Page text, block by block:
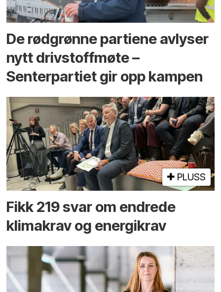
De rødgrønne partiene avlyser
nytt drivstoffmøte –
Senterpartiet gir opp kampen
PLUSS
Fikk 219 svar om endrede
klimakrav og energikrav